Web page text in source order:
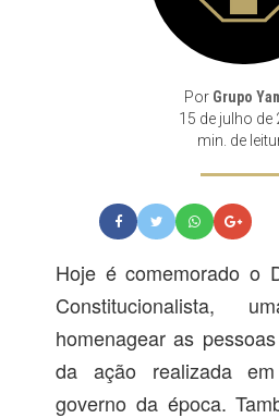
Por Grupo
15 de julho de
min. de
Hoje é comemorado o
Constitucionalista,
homenagear as
da ação realizada
governo da época.